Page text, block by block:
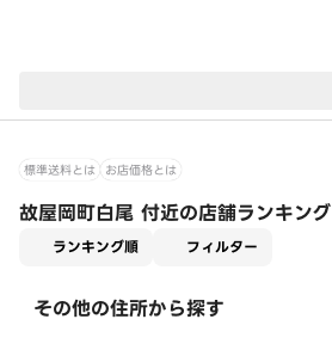
標準送料とは お店価格とは
故屋岡町白尾 付近の店舗ランキング
ランキング順 フィルター
その他の住所から探す